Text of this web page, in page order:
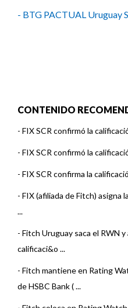
- BTG PACTUAL Uruguay
CONTENIDO
- FIX SCR confirmó la
- FIX SCR confirmó la
- FIX SCR confirma la
- FIX (afiliada de Fitch) asigna
...
- Fitch Uruguay saca el RWN
calificaci&o ...
- Fitch mantiene en Rating
de HSBC Bank ( ...